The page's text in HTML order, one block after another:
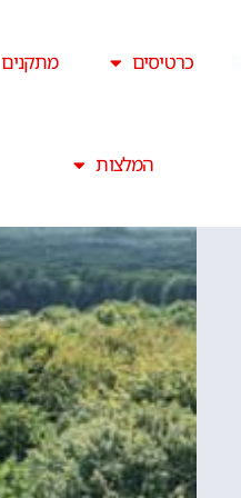
כרטיסים מתקנים
המלצות